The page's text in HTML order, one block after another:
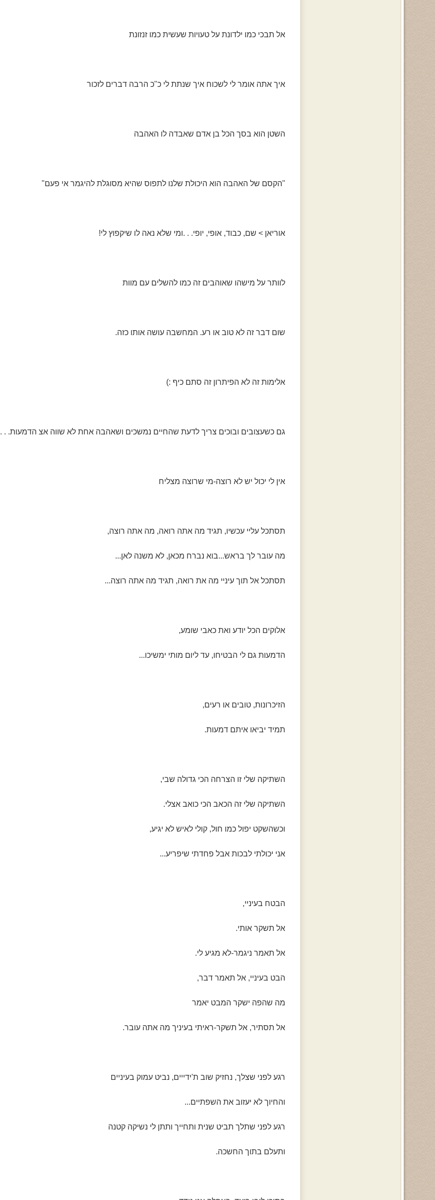
אל תבכי כמו ילדונת על טעויות שעשית כמו זנזונת
איך אתה אומר לי לשכוח איך שנתת לי כ"כ הרבה דברים לזכור
השטן הוא בסך הכל בן אדם שאבדה לו האהבה
"הקסם של האהבה הוא היכולת שלנו לתפוס שהיא מסוגלת להיגמר אי פעם"
אוריאן > שם, כבוד, אופי, יופי. . .ומי שלא נאה לו שיקפוץ לי!
לוותר על מישהו שאוהבים זה כמו להשלים עם מוות
שום דבר זה לא טוב או רע. המחשבה עושה אותו כזה.
אלימות זה לא הפיתרון זה סתם כיף :)
גם כשעצובים ובוכים צריך לדעת שהחיים נמשכים ושאהבה אחת לא שווה אצ הדמעות. . .
אין לי יכול יש לא רוצה-מי שרוצה מצליח
תסתכל עליי עכשיו, תגיד מה אתה רואה, מה אתה רוצה,
מה עובר לך בראש...בוא נברח מכאן, לא משנה לאן...
תסתכל אל תוך עיניי מה את רואה, תגיד מה אתה רוצה...
אלוקים הכל יודע ואת כאבי שומע,
הדמעות גם לי הבטיחו, עד ליום מותי ימשיכו...
הזיכרונות, טובים או רעים,
תמיד יביאו איתם דמעות.
השתיקה שלי זו הצרחה הכי גדולה שבי,
השתיקה שלי זה הכאב הכי כואב אצלי.
וכשהשקט יפול כמו חול, קולי לאיש לא יגיע,
אני יכולתי לבכות אבל פחדתי שיפריע...
הבטח בעיניי,
אל תשקר אותי.
אל תאמר ניגמר-לא מגיע לי.
הבט בעיניי, אל תאמר דבר,
מה שהפה ישקר המבט יאמר
אל תסתיר, אל תשקר-ראיתי בעיניך מה אתה עובר.
רגע לפני שצלך, נחזיק שוב ת'ידייים, נביט עמוק בעיניים
והחיוך לא יעזוב את השפתיים...
רגע לפני שתלך תביט שנית ותחייך ותתן לי נשיקה קטנה
ותעלם בתוך החשכה.